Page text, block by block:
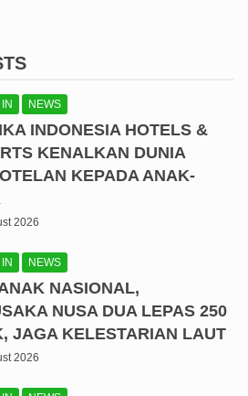
NEWS
INDONESIA HOTELS &
KENALKAN DUNIA
KEPADA ANAK-
2026
NEWS
NASIONAL,
NUSA DUA LEPAS 250
JAGA KELESTARIAN LAUT
2026